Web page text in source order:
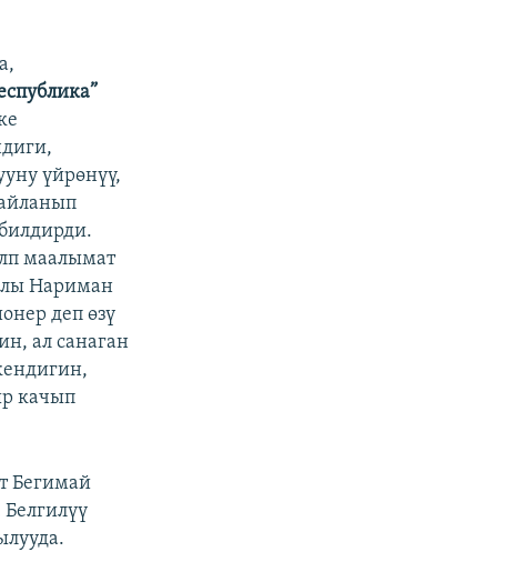
үйрөнүү,
маалымат
Нариман
деп өзү
ал санаган
качып
Бегимай